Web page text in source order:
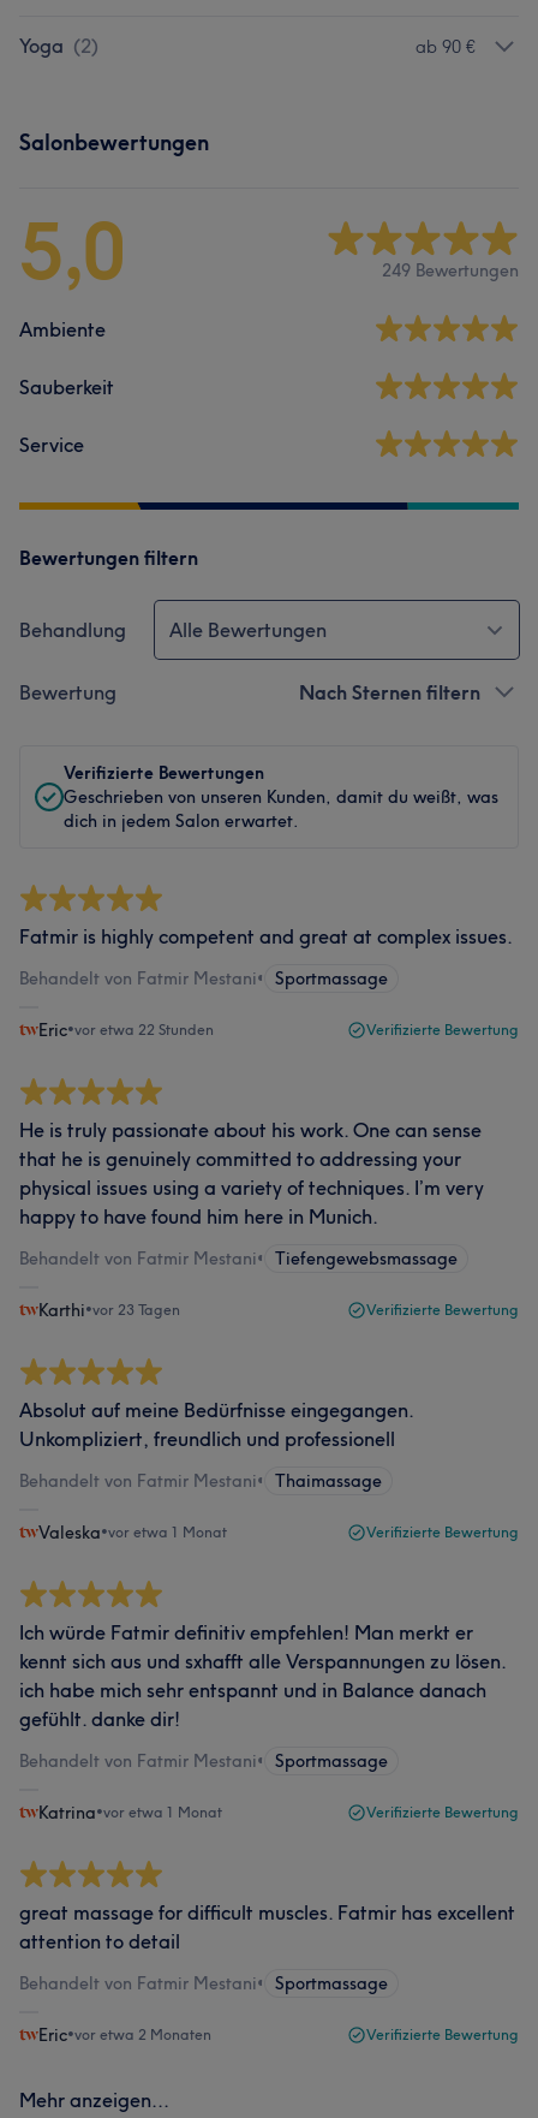
Yoga (2) ab 90 €
Salonbewertungen
5,0 249 Bewertungen
Ambiente
Sauberkeit
Service
Bewertungen filtern
Behandlung Alle Bewertungen
Bewertung Nach Sternen filtern
Verifizierte Bewertungen
Geschrieben von unseren Kunden, damit du weißt, was
dich in jedem Salon erwartet.
Fatmir is highly competent and great at complex issues.
Behandelt von Fatmir Mestani• Sportmassage
Eric•vor etwa 22 Stunden Verifizierte Bewertung
He is truly passionate about his work. One can sense
that he is genuinely committed to addressing your
physical issues using a variety of techniques. I’m very
happy to have found him here in Munich.
Behandelt von Fatmir Mestani• Tiefengewebsmassage
Karthi•vor 23 Tagen Verifizierte Bewertung
Absolut auf meine Bedürfnisse eingegangen.
Unkompliziert, freundlich und professionell
Behandelt von Fatmir Mestani• Thaimassage
Valeska•vor etwa 1 Monat Verifizierte Bewertung
Ich würde Fatmir definitiv empfehlen! Man merkt er
kennt sich aus und sxhafft alle Verspannungen zu lösen.
ich habe mich sehr entspannt und in Balance danach
gefühlt. danke dir!
Behandelt von Fatmir Mestani• Sportmassage
Katrina•vor etwa 1 Monat Verifizierte Bewertung
great massage for difficult muscles. Fatmir has excellent
attention to detail
Behandelt von Fatmir Mestani• Sportmassage
Eric•vor etwa 2 Monaten Verifizierte Bewertung
Mehr anzeigen...